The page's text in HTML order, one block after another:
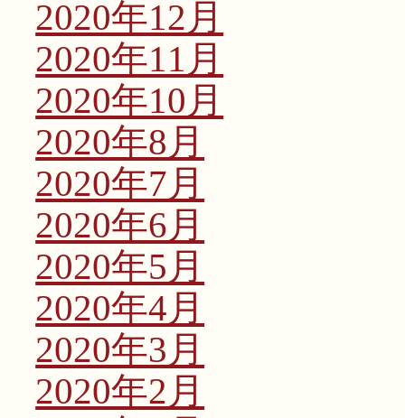
2020年12月
2020年11月
2020年10月
2020年8月
2020年7月
2020年6月
2020年5月
2020年4月
2020年3月
2020年2月